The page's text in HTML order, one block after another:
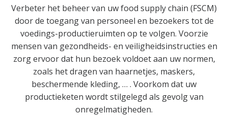
Verbeter het beheer van uw food supply chain (FSCM)
door de toegang van personeel en bezoekers tot de
voedings-productieruimten op te volgen. Voorzie
mensen van gezondheids- en veiligheidsinstructies en
zorg ervoor dat hun bezoek voldoet aan uw normen,
zoals het dragen van haarnetjes, maskers,
beschermende kleding, … . Voorkom dat uw
productieketen wordt stilgelegd als gevolg van
onregelmatigheden.